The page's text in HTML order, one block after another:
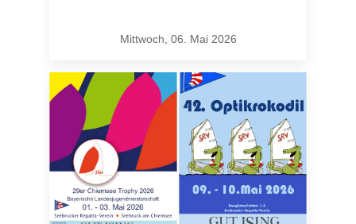
Mittwoch, 06. Mai 2026